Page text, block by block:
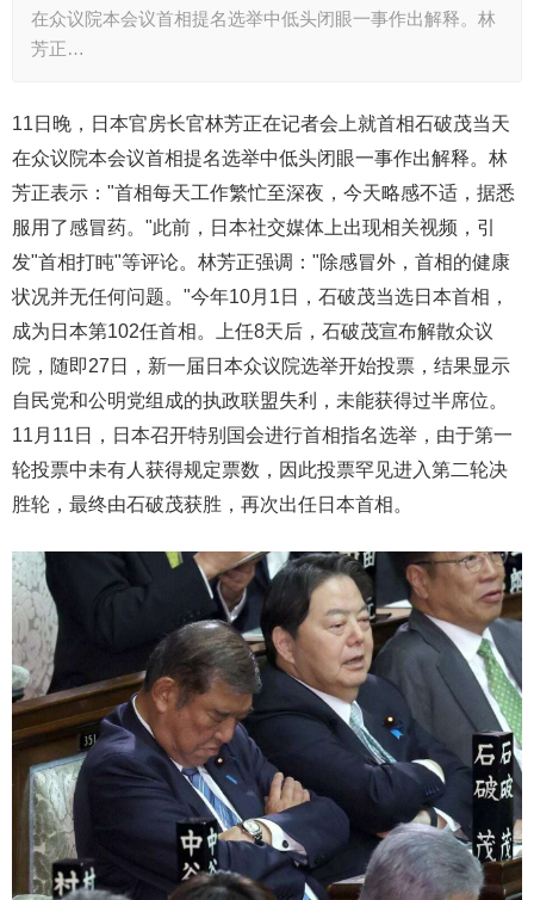
在众议院本会议首相提名选举中低头闭眼一事作出解释。林
芳正…
11日晚，日本官房长官林芳正在记者会上就首相石破茂当天
在众议院本会议首相提名选举中低头闭眼一事作出解释。林
芳正表示："首相每天工作繁忙至深夜，今天略感不适，据悉
服用了感冒药。"此前，日本社交媒体上出现相关视频，引
发"首相打盹"等评论。林芳正强调："除感冒外，首相的健康
状况并无任何问题。"今年10月1日，石破茂当选日本首相，
成为日本第102任首相。上任8天后，石破茂宣布解散众议
院，随即27日，新一届日本众议院选举开始投票，结果显示
自民党和公明党组成的执政联盟失利，未能获得过半席位。
11月11日，日本召开特别国会进行首相指名选举，由于第一
轮投票中未有人获得规定票数，因此投票罕见进入第二轮决
胜轮，最终由石破茂获胜，再次出任日本首相。